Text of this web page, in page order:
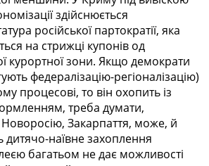
здійснюється
російської партократії, яка
на стрижці купонів од
курортної зони. Якщо демократи
федералізацію-регіоналізацію)
процесові, то він охопить із
треба думати,
Закарпаття, може, й
дитячо-наївне захоплення
багатьом не дає можливості